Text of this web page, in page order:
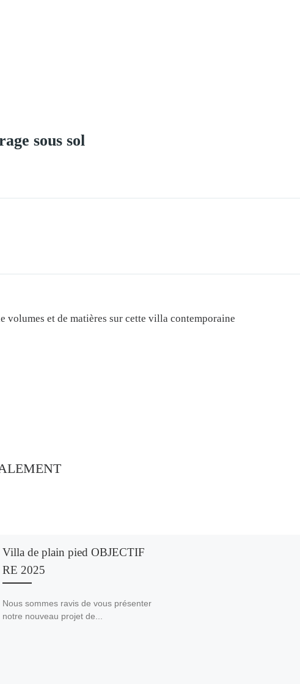
sous sol
volumes et de matières sur cette villa contemporaine
Villa de plain pied OBJECTIF
RE 2025
Nous sommes ravis de vous présenter
notre nouveau projet de...